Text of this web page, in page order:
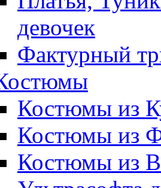
девочек
Фактурный
Костюмы из
Костюмы из
Костюмы из